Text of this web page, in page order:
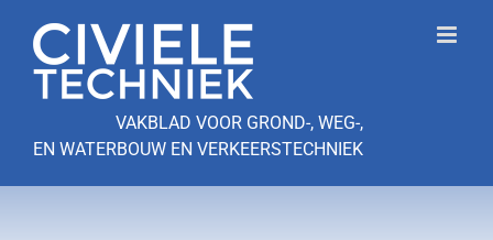
naar
inhoud
VAKBLAD VOOR GROND-, WEG-,
EN WATERBOUW EN VERKEERSTECHNIEK